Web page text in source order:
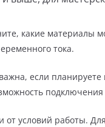
какие материалы
тока.
если планируете
подключения
от условий работы.